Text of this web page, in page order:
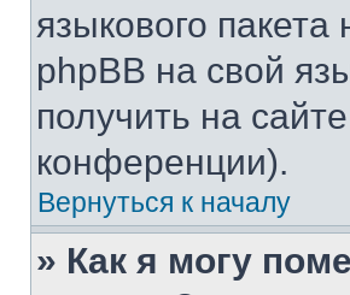
языкового
phpBB на свой
получить на
конференции).
Вернуться к началу
» Как я могу